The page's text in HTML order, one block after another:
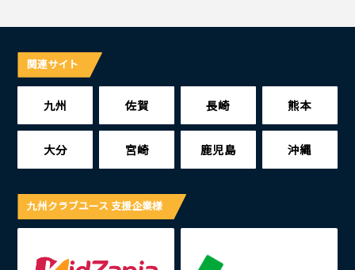
関連サイト
九州 佐賀 長崎 熊本
大分 宮崎 鹿児島 沖縄
九州クラブユース 支援企業様